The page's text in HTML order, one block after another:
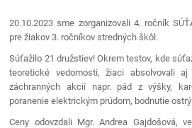
20.10.2023 sme zorganizovali 4. ročník
pre žiakov 3. ročníkov stredných škôl.
Súťažilo 21 družstiev! Okrem testov, kde
teoretické vedomosti, žiaci absolvovali
záchranných akcií napr. pád z výšky,
poranenie elektrickým prúdom, bodnutie
Ceny odovzdali Mgr. Andrea Gajdošová,